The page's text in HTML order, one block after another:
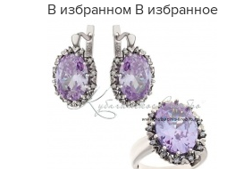
В избранном В избранное